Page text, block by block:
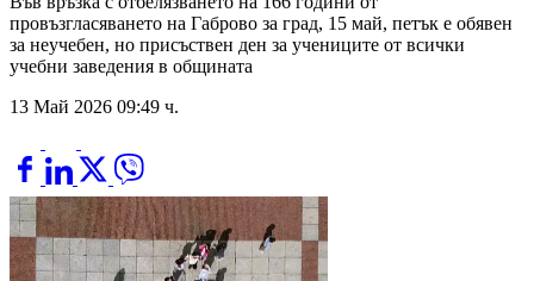
провъзгласяването на Габрово за град, 15 май, петък е обявен
за неучебен, но присъствен ден за учениците от всички
учебни заведения в общината
13 Май 2026 09:49 ч.